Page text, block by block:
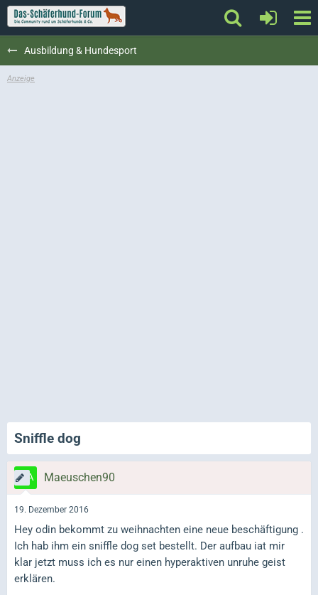
Ausbildung & Hundesport
Sniffle dog
Maeuschen90
19. Dezember 2016
Hey odin bekommt zu weihnachten eine neue beschäftigung .
Ich hab ihm ein sniffle dog set bestellt. Der aufbau iat mir
klar jetzt muss ich es nur einen hyperaktiven unruhe geist
erklären.